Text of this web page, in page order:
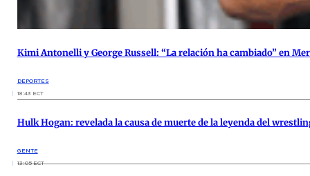
Kimi Antonelli y George Russell: “La relación ha cambiado” en
DEPORTES
18:43 ECT
Hulk Hogan: revelada la causa de muerte de la leyenda del
GENTE
13:05 ECT